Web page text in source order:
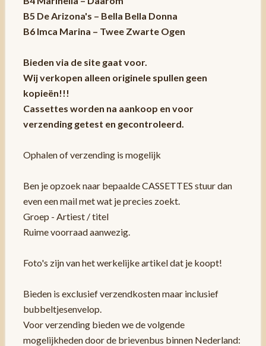
B5 De Arizona's – Bella Bella Donna
B6 Imca Marina – Twee Zwarte Ogen
Bieden via de site gaat voor.
Wij verkopen alleen originele spullen geen
kopieën!!!
Cassettes worden na aankoop en voor
verzending getest en gecontroleerd.
Ophalen of verzending is mogelijk
Ben je opzoek naar bepaalde CASSETTES stuur dan
even een mail met wat je precies zoekt.
Groep - Artiest / titel
Ruime voorraad aanwezig.
Foto's zijn van het werkelijke artikel dat je koopt!
Bieden is exclusief verzendkosten maar inclusief
bubbeltjesenvelop.
Voor verzending bieden we de volgende
mogelijkheden door de brievenbus binnen Nederland: